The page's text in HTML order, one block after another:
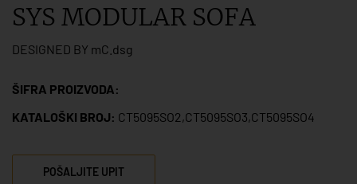
SYS MODULAR SOFA
DESIGNED BY mC.dsg
ŠIFRA PROIZVODA:
KATALOŠKI BROJ: CT5095SO2,CT5095SO3,CT5095SO4
POŠALJITE UPIT